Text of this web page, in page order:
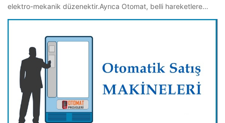
elektro-mekanik düzenektir.Ayrıca Otomat, belli hareketlere…